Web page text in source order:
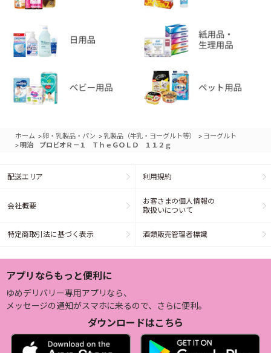
ホーム >卵・乳製品・パン >乳製品（牛乳・ヨーグルト等） > ヨーグルト
> 明治 プロビオＲ－１ ＴｈｅＧＯＬＤ １１２ｇ
配送エリア 利用規約
会社概要
お客さまの個人情報の
取扱いについて
特定商取引法に基づく表示 酒類販売管理者標識
アプリならもっと便利に
ゆめデリバリー専用アプリなら、
メッセージの通知がスマホに来るので、さらに便利。
ダウンロードはこちら